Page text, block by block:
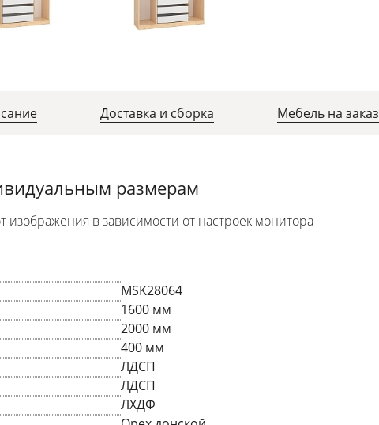
Доставка и сборка Мебель на заказ
размерам
изображения в зависимости от настроек монитора
MSK28064
1600 мм
2000 мм
400 мм
ЛДСП
ЛДСП
ЛХДФ